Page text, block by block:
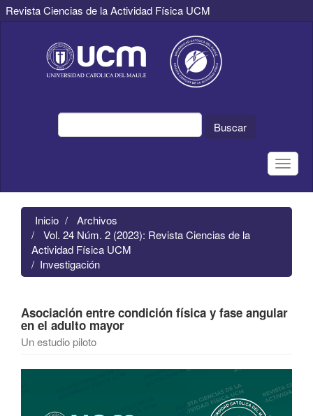
Revista Ciencias de la Actividad Física UCM
principal
Contenido
principal
Buscar
Toggle
Inicio
Archivos
Vol. 24 Núm. 2 (2023): Revista Ciencias de la
Actividad Física UCM
Investigación
Asociación entre condición física y fase angular
en el adulto mayor
Un estudio piloto
Barra
artículo